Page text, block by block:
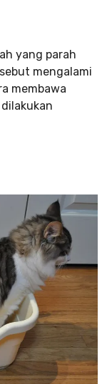
yang parah
mengalami
membawa